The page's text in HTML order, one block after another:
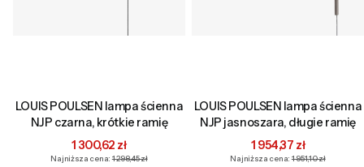
LOUIS POULSEN lampa ścienna
NJP czarna, krótkie ramię
Cena promocyjna
1 300,62 zł
Najniższa cena: 1 298,45 zł
LOUIS POULSEN lampa ścienna
NJP jasnoszara, długie ramię
Cena promocyjna
1 954,37 zł
Najniższa cena: 1 951,10 zł